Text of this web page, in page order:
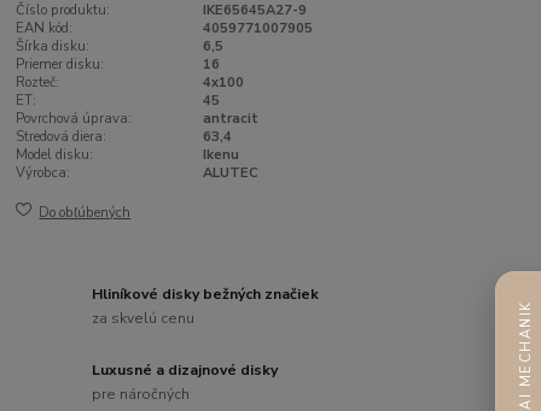
Číslo produktu:
IKE65645A27-9
EAN kód:
4059771007905
Šírka disku:
6,5
Priemer disku:
16
Rozteč:
4x100
ET:
45
Povrchová úprava:
antracit
Stredová diera:
63,4
Model disku:
Ikenu
Výrobca:
ALUTEC
Do obľúbených
Hliníkové disky bežných značiek
za skvelú cenu
Luxusné a dizajnové disky
pre náročných
AI MECHANIK